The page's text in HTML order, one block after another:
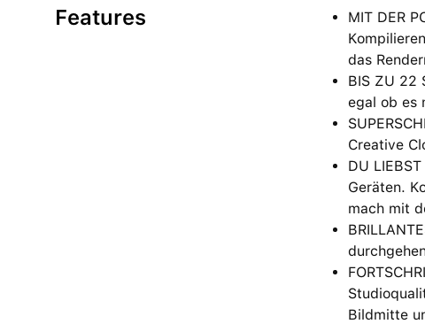
Features
MIT DER
das
BIS ZU 22
egal ob es
Creative
DU
Geräten.
mach mit
Bildmitte